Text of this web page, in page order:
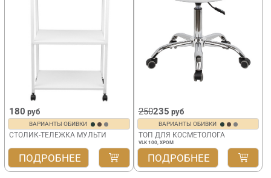
180 руб
ВАРИАНТЫ ОБИВКИ
СТОЛИК-ТЕЛЕЖКА МУЛЬТИ
ПОДРОБНЕЕ
250235 руб
ВАРИАНТЫ ОБИВКИ
ТОП ДЛЯ КОСМЕТОЛОГА
VLK 100, ХРОМ
ПОДРОБНЕЕ